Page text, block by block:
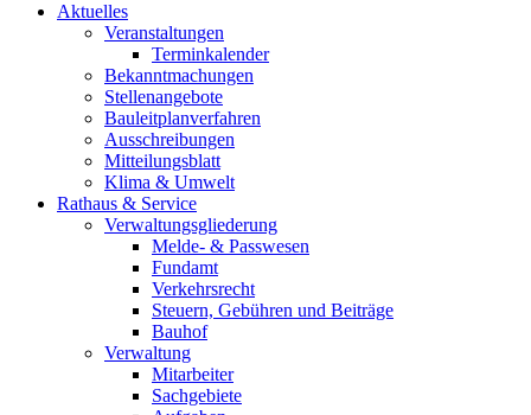
Aktuelles
Veranstaltungen
Terminkalender
Bekanntmachungen
Stellenangebote
Bauleitplanverfahren
Ausschreibungen
Mitteilungsblatt
Klima & Umwelt
Rathaus & Service
Verwaltungsgliederung
Melde- & Passwesen
Fundamt
Verkehrsrecht
Steuern, Gebühren und Beiträge
Bauhof
Verwaltung
Mitarbeiter
Sachgebiete